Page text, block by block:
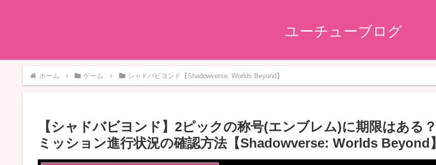
ユーチューブログ
ホーム ゲーム シャドバビヨンド【Shadowverse: Worlds Beyond】
【シャドバビヨンド】2ピックの称号(エンブレム)に期限はある？
ミッション進行状況の確認方法【Shadowverse: Worlds Beyond】